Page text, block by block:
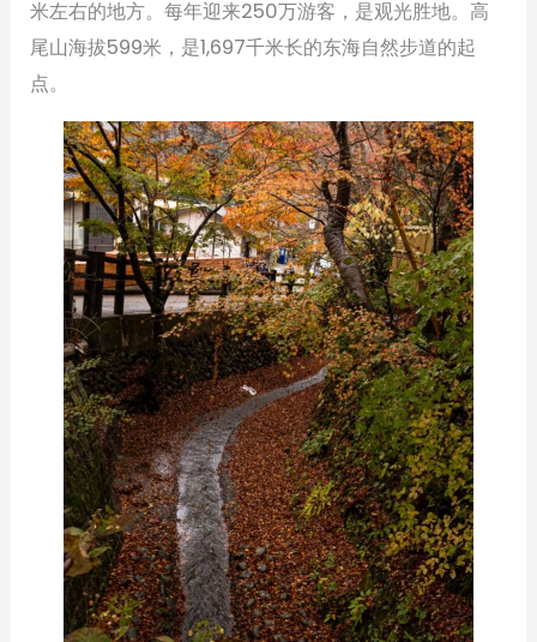
米左右的地方。每年迎来250万游客，是观光胜地。高
尾山海拔599米，是1,697千米长的东海自然步道的起
点。